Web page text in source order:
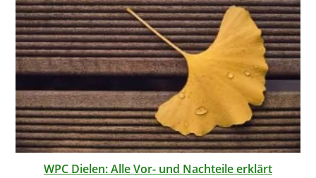
WPC Dielen: Alle Vor- und Nachteile erklärt